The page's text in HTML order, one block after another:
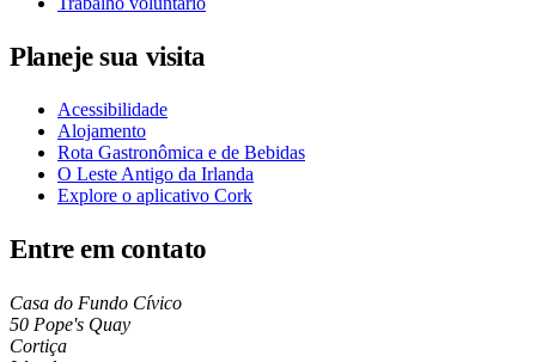
Planeje sua visita
Acessibilidade
Alojamento
Rota Gastronômica e de Bebidas
O Leste Antigo da Irlanda
Explore o aplicativo Cork
Entre em contato
Casa do Fundo Cívico
50 Pope's Quay
Cortiça